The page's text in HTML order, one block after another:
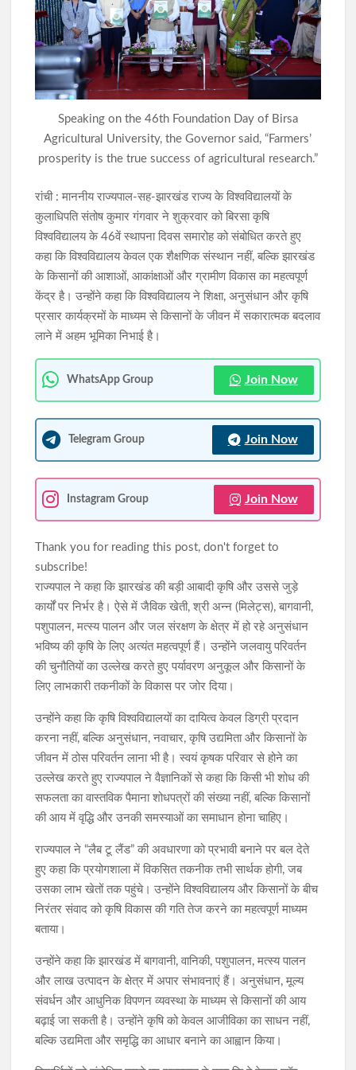
राहे हत्याकांड का खुलासा: मुख्य आरोपी समेत तीन गिरफ्तार, हत्या में प्रयुक्त
फरसा बरामद
सिमडेगा में डीएलएमसी बैठक: न्यायिक व्यवस्था को अधिक प्रभावी बनाने पर
Speaking on the 46th Foundation Day of Birsa
Agricultural University, the Governor said, “Farmers’
prosperity is the true success of agricultural research.”
रांची : माननीय राज्यपाल-सह-झारखंड राज्य के विश्वविद्यालयों के
कुलाधिपति संतोष कुमार गंगवार ने शुक्रवार को बिरसा कृषि
विश्वविद्यालय के 46वें स्थापना दिवस समारोह को संबोधित करते हुए
कहा कि विश्वविद्यालय केवल एक शैक्षणिक संस्थान नहीं, बल्कि झारखंड
के किसानों की आशाओं, आकांक्षाओं और ग्रामीण विकास का महत्वपूर्ण
केंद्र है। उन्होंने कहा कि विश्वविद्यालय ने शिक्षा, अनुसंधान और कृषि
प्रसार कार्यक्रमों के माध्यम से किसानों के जीवन में सकारात्मक बदलाव
लाने में अहम भूमिका निभाई है।
WhatsApp Group Join Now
Telegram Group Join Now
Instagram Group Join Now
Thank you for reading this post, don't forget to
subscribe!
राज्यपाल ने कहा कि झारखंड की बड़ी आबादी कृषि और उससे जुड़े
कार्यों पर निर्भर है। ऐसे में जैविक खेती, श्री अन्न (मिलेट्स), बागवानी,
पशुपालन, मत्स्य पालन और जल संरक्षण के क्षेत्र में हो रहे अनुसंधान
भविष्य की कृषि के लिए अत्यंत महत्वपूर्ण हैं। उन्होंने जलवायु परिवर्तन
की चुनौतियों का उल्लेख करते हुए पर्यावरण अनुकूल और किसानों के
लिए लाभकारी तकनीकों के विकास पर जोर दिया।
उन्होंने कहा कि कृषि विश्वविद्यालयों का दायित्व केवल डिग्री प्रदान
करना नहीं, बल्कि अनुसंधान, नवाचार, कृषि उद्यमिता और किसानों के
जीवन में ठोस परिवर्तन लाना भी है। स्वयं कृषक परिवार से होने का
उल्लेख करते हुए राज्यपाल ने वैज्ञानिकों से कहा कि किसी भी शोध की
सफलता का वास्तविक पैमाना शोधपत्रों की संख्या नहीं, बल्कि किसानों
की आय में वृद्धि और उनकी समस्याओं का समाधान होना चाहिए।
राज्यपाल ने “लैब टू लैंड” की अवधारणा को प्रभावी बनाने पर बल देते
हुए कहा कि प्रयोगशाला में विकसित तकनीक तभी सार्थक होगी, जब
उसका लाभ खेतों तक पहुंचे। उन्होंने विश्वविद्यालय और किसानों के बीच
निरंतर संवाद को कृषि विकास की गति तेज करने का महत्वपूर्ण माध्यम
बताया।
उन्होंने कहा कि झारखंड में बागवानी, वानिकी, पशुपालन, मत्स्य पालन
और लाख उत्पादन के क्षेत्र में अपार संभावनाएं हैं। अनुसंधान, मूल्य
संवर्धन और आधुनिक विपणन व्यवस्था के माध्यम से किसानों की आय
बढ़ाई जा सकती है। उन्होंने कृषि को केवल आजीविका का साधन नहीं,
बल्कि उद्यमिता और समृद्धि का आधार बनाने का आह्वान किया।